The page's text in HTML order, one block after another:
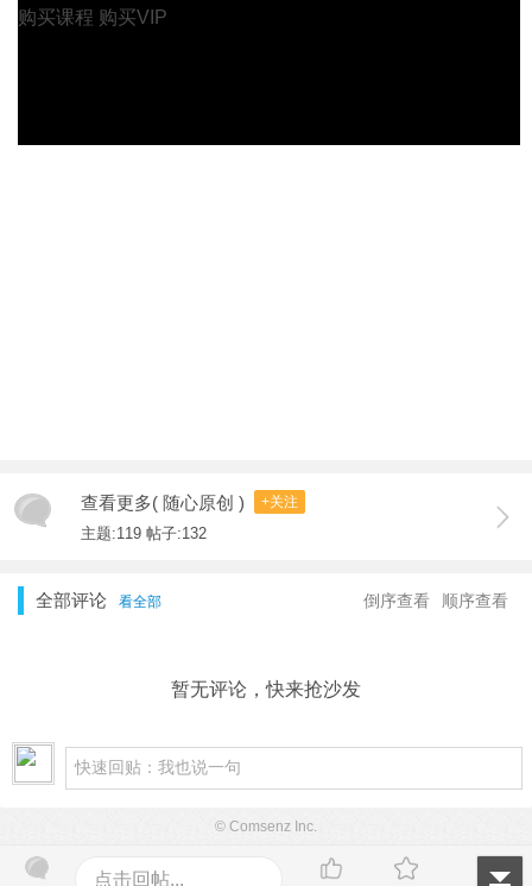
购买课程 购买VIP
查看更多( 随心原创 ) +关注
主题:119 帖子:132
全部评论 看全部 顺序查看
倒序查看
暂无评论，快来抢沙发
点击回帖...
© Comsenz Inc.